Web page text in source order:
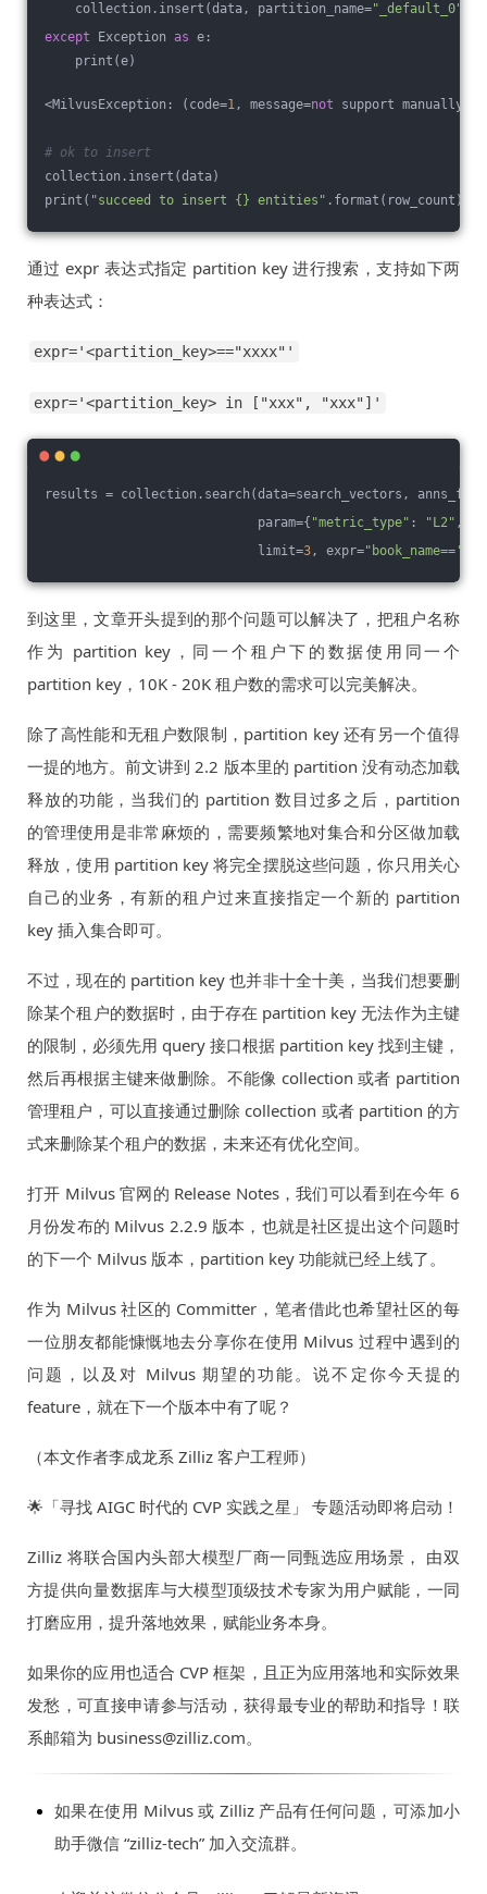
collection.insert(data, partition_name="_default_0"
except Exception as e:
print(e)
<MilvusException: (code=1, message=not support manually
# ok to insert
collection.insert(data)
print( "succeed to insert {} entities" .format(row_count))
通过 expr 表达式指定 partition key 进行搜索，支持如下两
种表达式：
expr='<partition_key>=="xxxx"'
expr='<partition_key> in ["xxx", "xxx"]'
results = collection.search(data=search_vectors,
param={ "metric_type" : "L2" ,
limit=3, expr="book_name=='西
到这里，文章开头提到的那个问题可以解决了，把租户名称
作为 partition key，同一个租户下的数据使用同一个
partition key，10K - 20K 租户数的需求可以完美解决。
除了高性能和无租户数限制，partition key 还有另一个值得
一提的地方。前文讲到 2.2 版本里的 partition 没有动态加载
释放的功能，当我们的 partition 数目过多之后，partition
的管理使用是非常麻烦的，需要频繁地对集合和分区做加载
释放，使用 partition key 将完全摆脱这些问题，你只用关心
自己的业务，有新的租户过来直接指定一个新的 partition
key 插入集合即可。
不过，现在的 partition key 也并非十全十美，当我们想要删
除某个租户的数据时，由于存在 partition key 无法作为主键
的限制，必须先用 query 接口根据 partition key 找到主键，
然后再根据主键来做删除。不能像 collection 或者 partition
管理租户，可以直接通过删除 collection 或者 partition 的方
式来删除某个租户的数据，未来还有优化空间。
打开 Milvus 官网的 Release Notes，我们可以看到在今年 6
月份发布的 Milvus 2.2.9 版本，也就是社区提出这个问题时
的下一个 Milvus 版本，partition key 功能就已经上线了。
作为 Milvus 社区的 Committer，笔者借此也希望社区的每
一位朋友都能慷慨地去分享你在使用 Milvus 过程中遇到的
问题，以及对 Milvus 期望的功能。说不定你今天提的
feature，就在下一个版本中有了呢？
（本文作者李成龙系 Zilliz 客户工程师）
🌟「寻找 AIGC 时代的 CVP 实践之星」 专题活动即将启动！
Zilliz 将联合国内头部大模型厂商一同甄选应用场景， 由双
方提供向量数据库与大模型顶级技术专家为用户赋能，一同
打磨应用，提升落地效果，赋能业务本身。
如果你的应用也适合 CVP 框架，且正为应用落地和实际效果
发愁，可直接申请参与活动，获得最专业的帮助和指导！联
系邮箱为 business@zilliz.com。
如果在使用 Milvus 或 Zilliz 产品有任何问题，可添加小
助手微信 “zilliz-tech” 加入交流群。